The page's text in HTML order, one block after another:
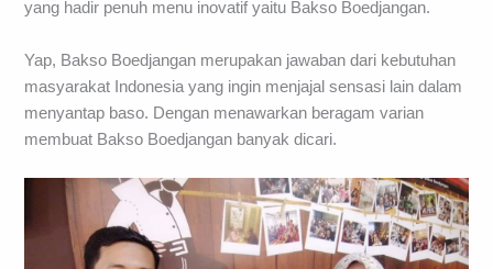
yang hadir penuh menu inovatif yaitu Bakso Boedjangan.
Yap, Bakso Boedjangan merupakan jawaban dari kebutuhan
masyarakat Indonesia yang ingin menjajal sensasi lain dalam
menyantap baso. Dengan menawarkan beragam varian
membuat Bakso Boedjangan banyak dicari.